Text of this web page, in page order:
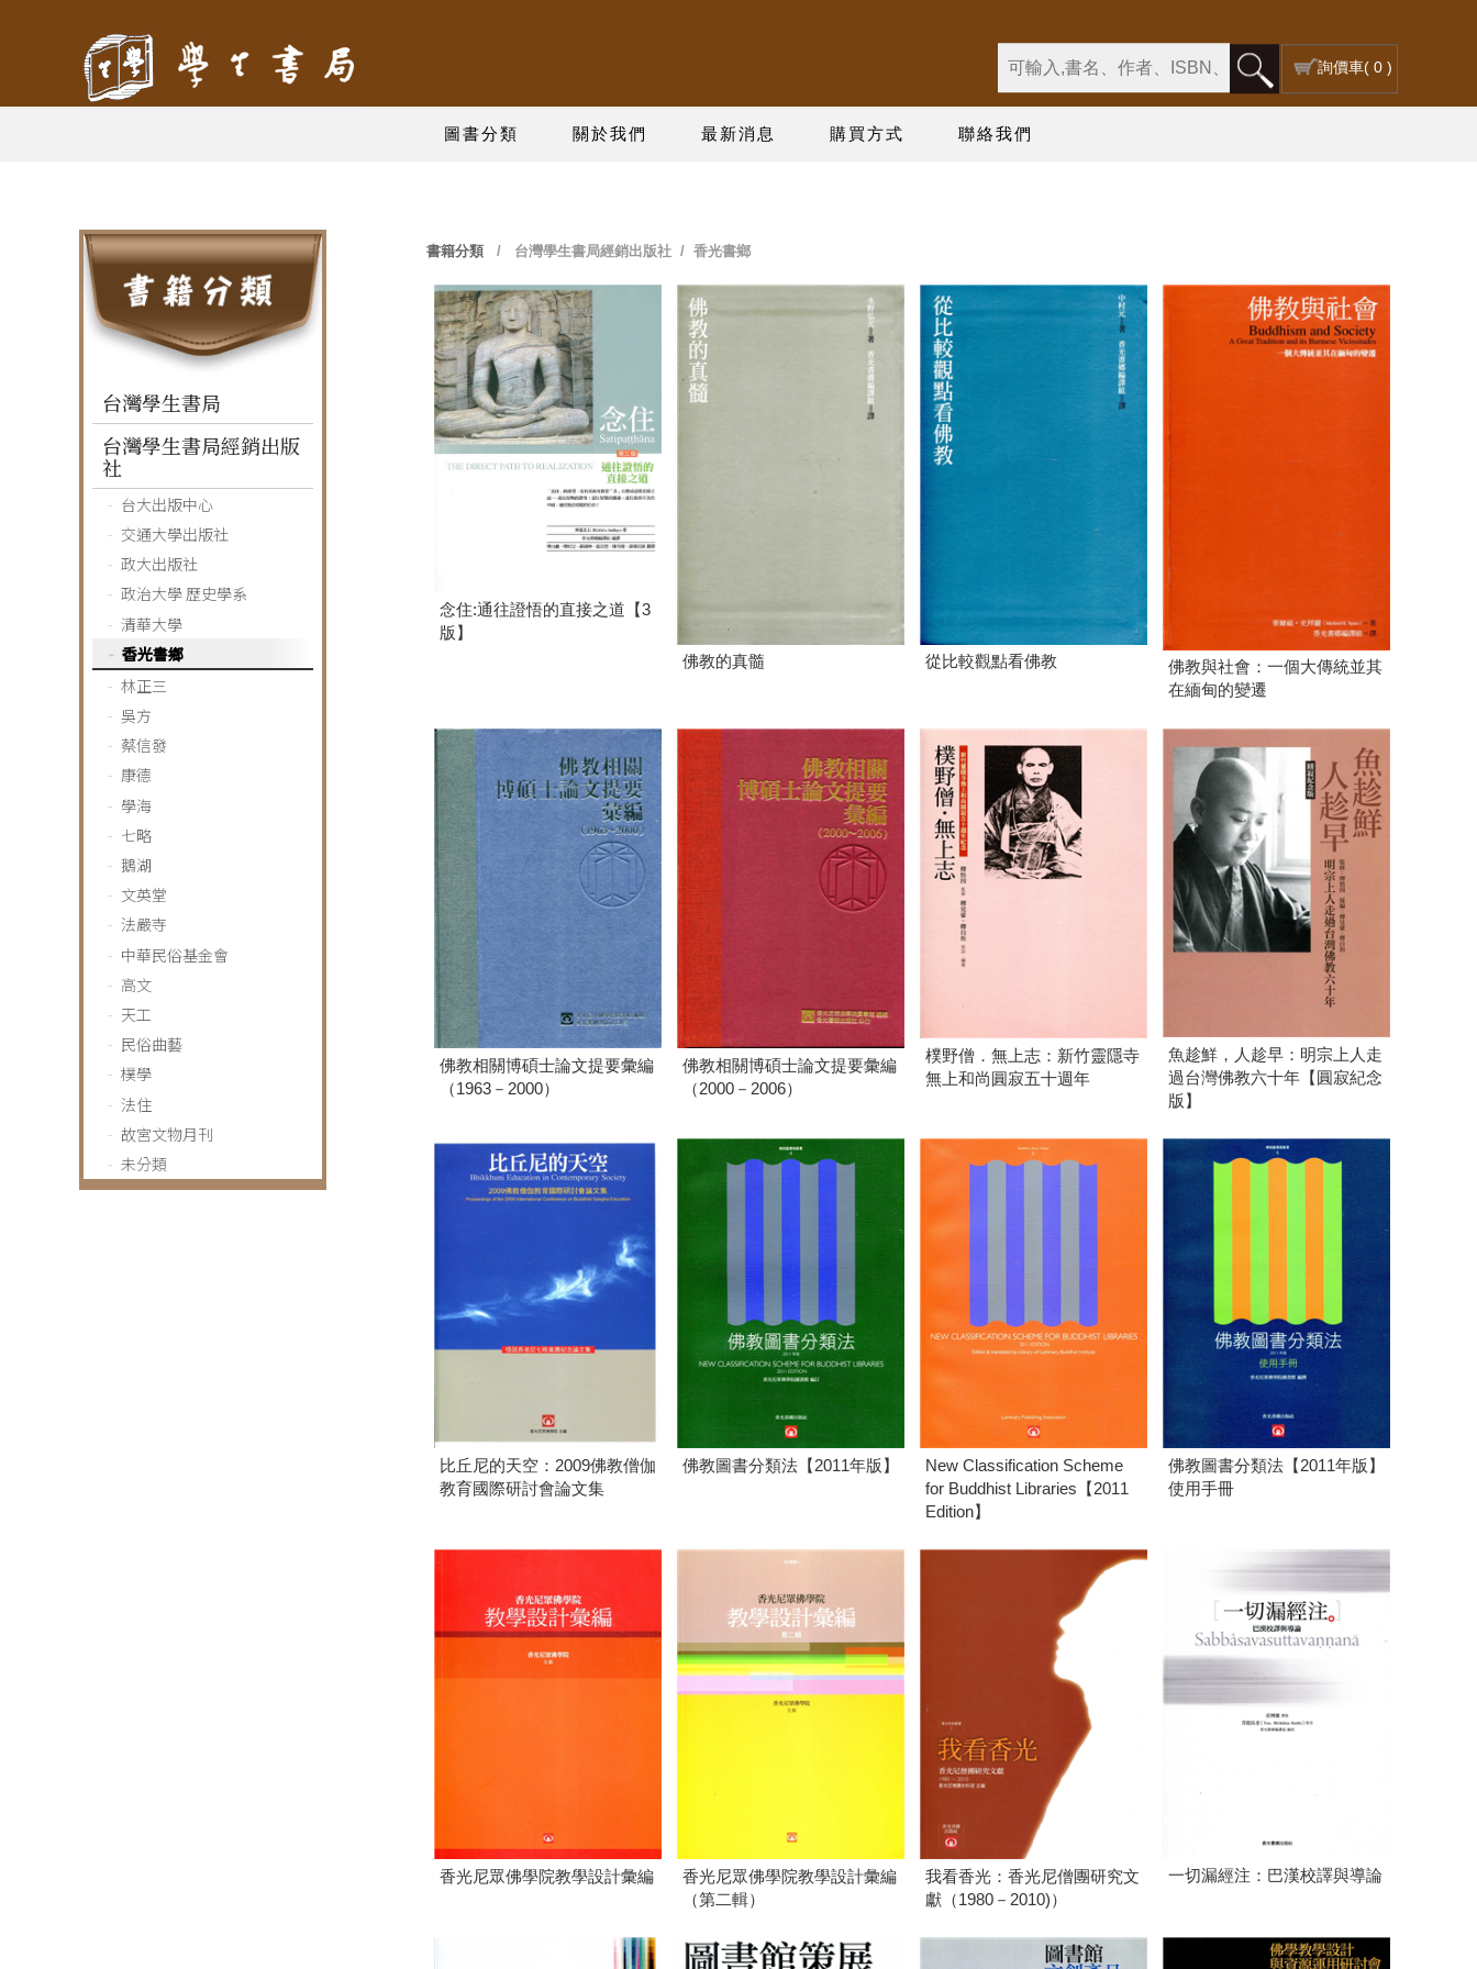
詢價車( 0 )
圖書分類 關於我們 最新消息 購買方式 聯絡我們
台灣學生書局
台灣學生書局經銷出版
社
台大出版中心
交通大學出版社
政大出版社
政治大學 歷史學系
清華大學
香光書鄉
林正三
吳方
蔡信發
康德
學海
七略
鵝湖
文英堂
法嚴寺
中華民俗基金會
高文
天工
民俗曲藝
樸學
法住
故宮文物月刊
未分類
書籍分類 / 台灣學生書局經銷出版社 / 香光書鄉
念住:通往證悟的直接之道【3
版】
佛教的真髓
從比較觀點看佛教
佛教與社會：一個大傳統並其
在緬甸的變遷
佛教相關博碩士論文提要彙編
（1963－2000）
佛教相關博碩士論文提要彙編
（2000－2006）
樸野僧．無上志：新竹靈隱寺
無上和尚圓寂五十週年
魚趁鮮，人趁早：明宗上人走
過台灣佛教六十年【圓寂紀念
版】
比丘尼的天空：2009佛教僧伽
教育國際研討會論文集
佛教圖書分類法【2011年版】
New Classification Scheme
for Buddhist Libraries【2011
Edition】
佛教圖書分類法【2011年版】
使用手冊
香光尼眾佛學院教學設計彙編
香光尼眾佛學院教學設計彙編
（第二輯）
我看香光：香光尼僧團研究文
獻（1980－2010)）
一切漏經注：巴漢校譯與導論